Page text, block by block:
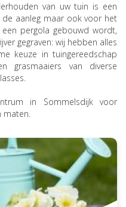
van uw tuin is een
aanleg maar ook voor het
pergola gebouwd wordt,
gegraven: wij hebben alles
keuze in tuingereedschap
grasmaaiers van diverse
in Sommelsdijk voor
maten.